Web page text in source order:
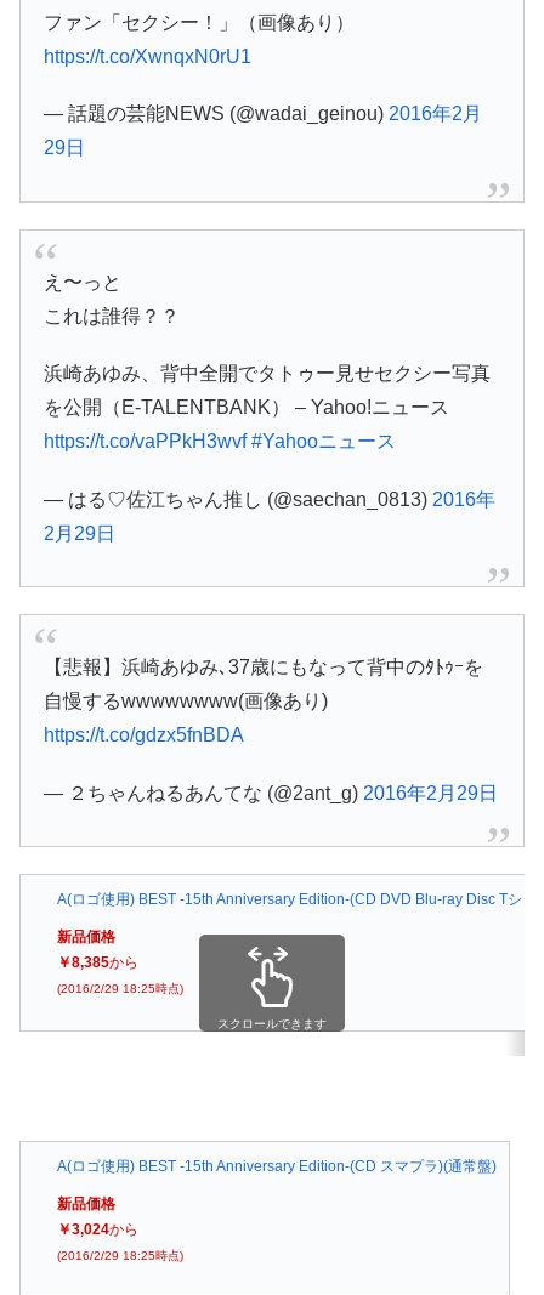
ファン「セクシー！」（画像あり）
https://t.co/XwnqxN0rU1
— 話題の芸能NEWS (@wadai_geinou)2016年2月
29日
え〜っと
これは誰得？？
浜崎あゆみ、背中全開でタトゥー見せセクシー写真
を公開（E-TALENTBANK） – Yahoo!ニュース
https://t.co/vaPPkH3wvf #Yahooニュース
— はる♡佐江ちゃん推し (@saechan_0813) 2016年
2月29日
【悲報】浜崎あゆみ､37歳にもなって背中のﾀﾄｩｰを
自慢するwwwwwwww(画像あり)
https://t.co/gdzx5fnBDA
— ２ちゃんねるあんてな (@2ant_g) 2016年2月29日
A(ロゴ使用) BEST -15th Anniversary Edition-(CD DVD Blu-ray Disc Tシ
新品価格
￥8,385から
(2016/2/29 18:25時点)
スクロールできます
A(ロゴ使用) BEST -15th Anniversary Edition-(CD スマプラ)(通常盤)
新品価格
￥3,024から
(2016/2/29 18:25時点)